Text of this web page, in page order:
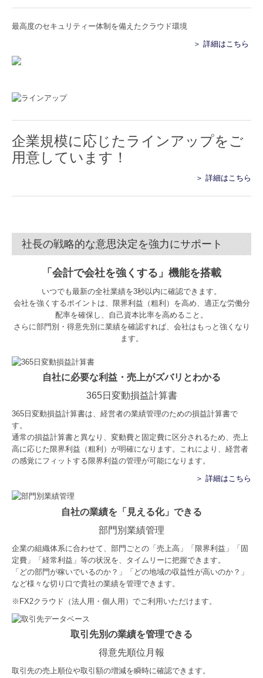
最高度のセキュリティー体制を備えたクラウド環境
＞ 詳細はこちら
企業規模に応じたラインアップをご
⽤意しています！
＞ 詳細はこちら
社長の戦略的な意思決定を強力にサポート
「会計で会社を強くする」機能を搭載
いつでも最新の全社業績を3秒以内に確認できます。
会社を強くするポイントは、限界利益（粗利）を高め、適正な労働分
配率を確保し、自己資本比率を高めること。
さらに部門別・得意先別に業績を確認すれば、会社はもっと強くなり
ます。
自社に必要な利益・売上がズバリとわかる
365日変動損益計算書
365日変動損益計算書は、経営者の業績管理のための損益計算書で
す。
通常の損益計算書と異なり、変動費と固定費に区分されるため、売上
高に応じた限界利益（粗利）が明確になります。これにより、経営者
の感覚にフィットする限界利益の管理が可能になります。
＞ 詳細はこちら
自社の業績を「見える化」できる
部門別業績管理
企業の組織体系に合わせて、部門ごとの「売上高」「限界利益」「固
定費」「経常利益」等の状況を、タイムリーに把握できます。
「どの部門が稼いでいるのか？」「どの地域の収益性が高いのか？」
など様々な切り口で貴社の業績を管理できます。
※ FX2クラウド（法人用・個人用）でご利用いただけます。
取引先別の業績を管理できる
得意先順位月報
取引先の売上順位や取引額の増減を瞬時に確認できます。